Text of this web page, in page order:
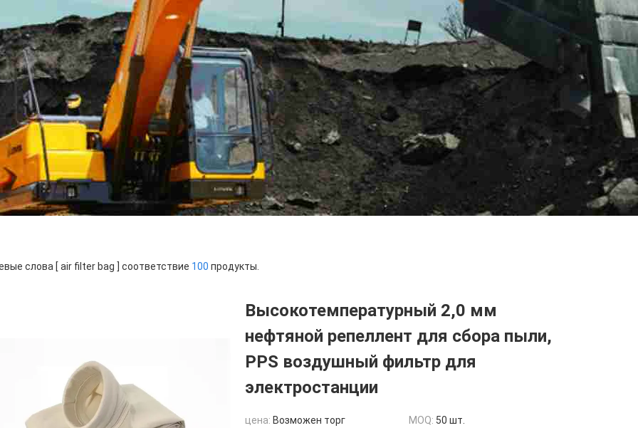
слова [ air filter bag ] соответствие 100 продукты.
Высокотемпературный 2,0 мм
нефтяной репеллент для сбора пыли,
PPS воздушный фильтр для
электростанции
цена: Возможен торг MOQ: 50 шт.